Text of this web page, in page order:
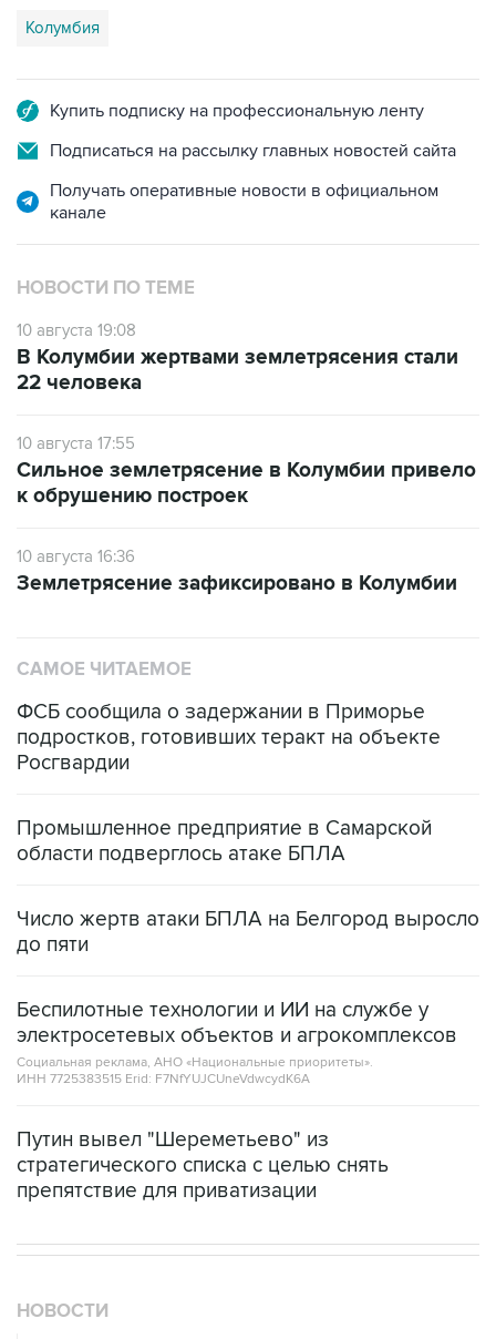
Колумбия
Купить подписку на профессиональную ленту
Подписаться на рассылку главных новостей сайта
Получать оперативные новости в официальном
канале
НОВОСТИ ПО ТЕМЕ
10 августа 19:08
В Колумбии жертвами землетрясения стали
22 человека
10 августа 17:55
Сильное землетрясение в Колумбии привело
к обрушению построек
10 августа 16:36
Землетрясение зафиксировано в Колумбии
САМОЕ ЧИТАЕМОЕ
ФСБ сообщила о задержании в Приморье
подростков, готовивших теракт на объекте
Росгвардии
Промышленное предприятие в Самарской
области подверглось атаке БПЛА
Число жертв атаки БПЛА на Белгород выросло
до пяти
Беспилотные технологии и ИИ на службе у
электросетевых объектов и агрокомплексов
Социальная реклама, АНО «Национальные приоритеты».
ИНН 7725383515 Erid: F7NfYUJCUneVdwcydK6A
Путин вывел "Шереметьево" из
стратегического списка с целью снять
препятствие для приватизации
НОВОСТИ